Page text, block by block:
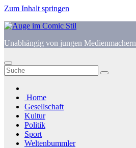
Zum Inhalt springen
Unabhängig von jungen Medienmachern
Home
Gesellschaft
Kultur
Politik
Sport
Weltenbummler